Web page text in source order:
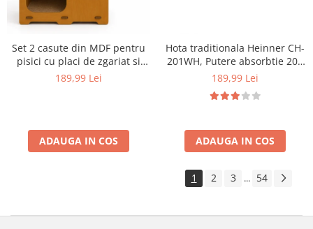
Set 2 casute din MDF pentru
pisici cu placi de zgariat si
terasa, Buntz, pentru interior,
189,99 Lei
ADAUGA IN COS
Hota traditionala Heinner CH-
201WH, Putere absorbtie 209
mc/h, 1 motor, 60 cm, Alb
189,99 Lei
ADAUGA IN COS
1 2 3 ... 54